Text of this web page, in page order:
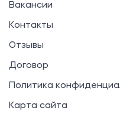
Вакансии
Контакты
Отзывы
Договор
Политика
Карта сайта